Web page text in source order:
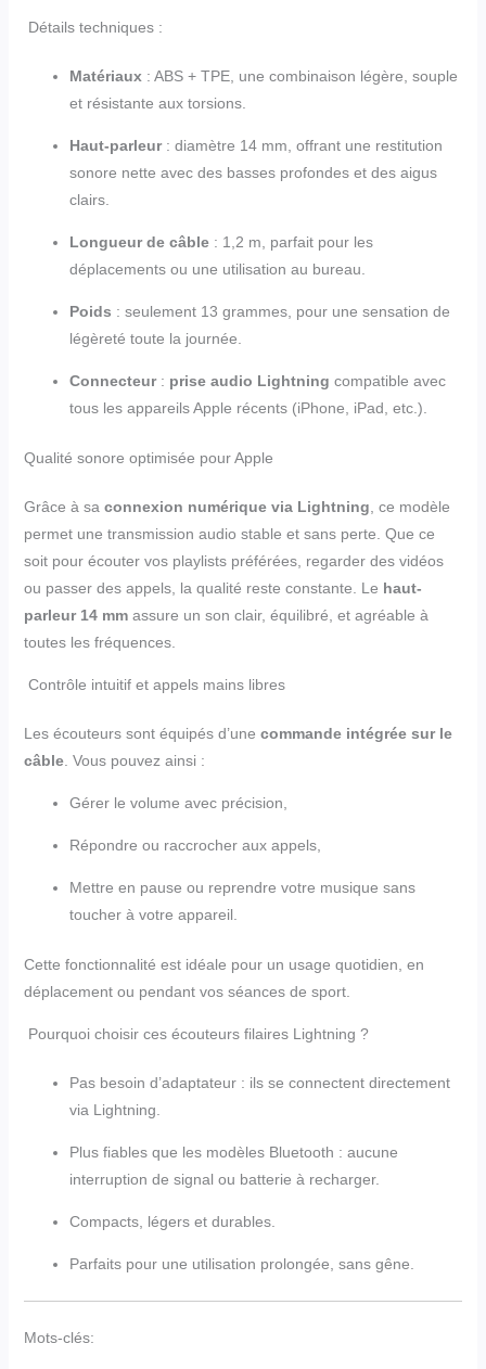
Détails techniques :
Matériaux : ABS + TPE, une combinaison légère, souple
et résistante aux torsions.
Haut-parleur: diamètre 14 mm, offrant une restitution
sonore nette avec des basses profondes et des aigus
clairs.
Longueur de câble: 1,2 m, parfait pour les
déplacements ou une utilisation au bureau.
Poids : seulement 13 grammes, pour une sensation de
légèreté toute la journée.
Connecteur: prise audio Lightning compatible avec
tous les appareils Apple récents (iPhone, iPad, etc.).
Qualité sonore optimisée pour Apple
Grâce à sa connexion numérique via Lightning , ce modèle
permet une transmission audio stable et sans perte. Que ce
soit pour écouter vos playlists préférées, regarder des vidéos
ou passer des appels, la qualité reste constante. Le haut-
parleur 14 mmassure un son clair, équilibré, et agréable à
toutes les fréquences.
Contrôle intuitif et appels mains libres
Les écouteurs sont équipés d’une commande intégrée sur le
câble. Vous pouvez ainsi :
Gérer le volume avec précision,
Répondre ou raccrocher aux appels,
Mettre en pause ou reprendre votre musique sans
toucher à votre appareil.
Cette fonctionnalité est idéale pour un usage quotidien, en
déplacement ou pendant vos séances de sport.
Pourquoi choisir ces écouteurs filaires Lightning ?
Pas besoin d’adaptateur : ils se connectent directement
via Lightning.
Plus fiables que les modèles Bluetooth : aucune
interruption de signal ou batterie à recharger.
Compacts, légers et durables.
Parfaits pour une utilisation prolongée, sans gêne.
Mots-clés: